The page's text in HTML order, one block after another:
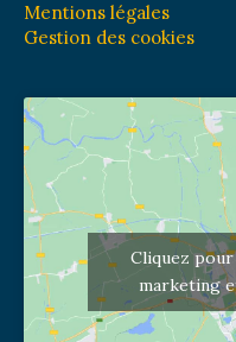
Mentions légales
Gestion des cookies
Cliquez
marketing